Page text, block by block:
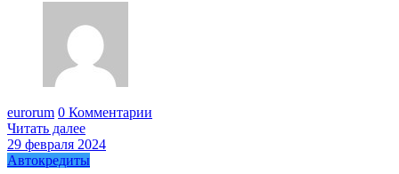
eurorum 0 Комментарии
Читать далее
29 февраля 2024
Автокредиты